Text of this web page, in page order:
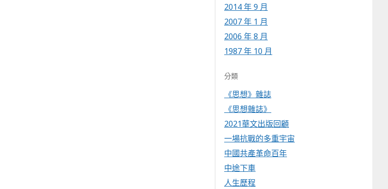
2014 年 9 月
2007 年 1 月
2006 年 8 月
1987 年 10 月
分類
《思想》雜誌
《思想雜誌》
2021華文出版回顧
一場抗戰的多重宇宙
中國共產革命百年
中途下車
人生歷程